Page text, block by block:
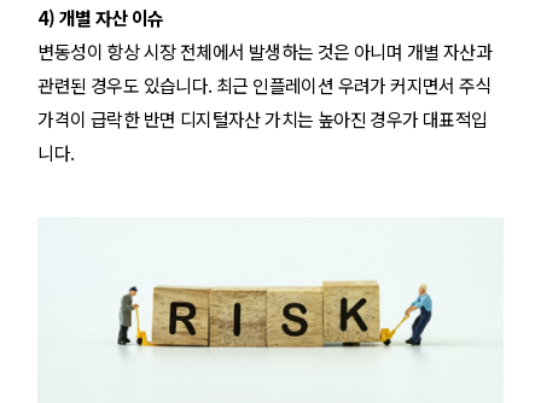
4) 개별 자산 이슈
변동성이 항상 시장 전체에서 발생하는 것은 아니며 개별 자산과
관련된 경우도 있습니다. 최근 인플레이션 우려가 커지면서 주식
가격이 급락한 반면 디지털자산 가치는 높아진 경우가 대표적입
니다.